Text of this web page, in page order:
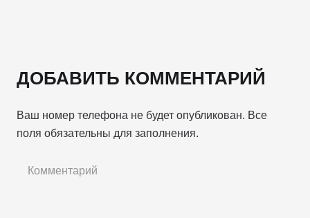
ДОБАВИТЬ КОММЕНТАРИЙ
Ваш номер телефона не будет опубликован. Все
поля обязательны для заполнения.